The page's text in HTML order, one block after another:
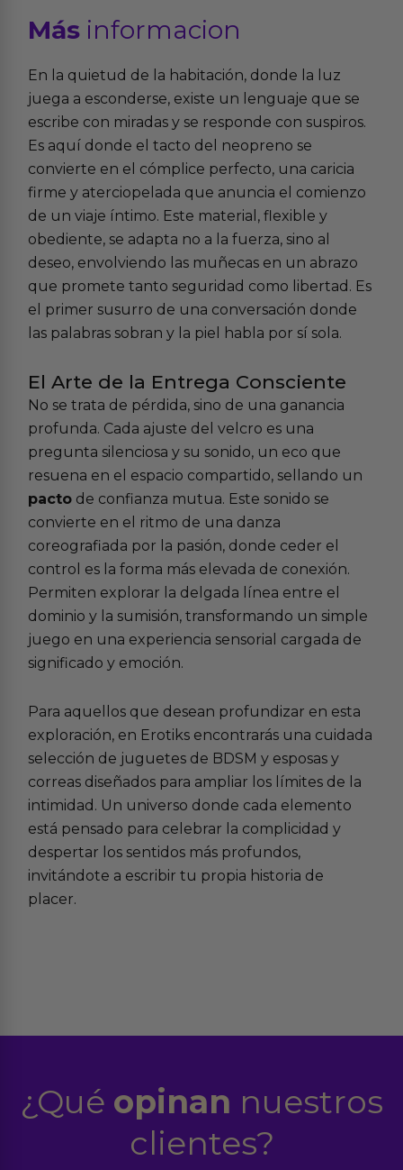
Más informacion
En la quietud de la habitación, donde la luz
juega a esconderse, existe un lenguaje que se
escribe con miradas y se responde con suspiros.
Es aquí donde el tacto del neopreno se
convierte en el cómplice perfecto, una caricia
firme y aterciopelada que anuncia el comienzo
de un viaje íntimo. Este material, flexible y
obediente, se adapta no a la fuerza, sino al
deseo, envolviendo las muñecas en un abrazo
que promete tanto seguridad como libertad. Es
el primer susurro de una conversación donde
las palabras sobran y la piel habla por sí sola.
El Arte de la Entrega Consciente
No se trata de pérdida, sino de una ganancia
profunda. Cada ajuste del velcro es una
pregunta silenciosa y su sonido, un eco que
resuena en el espacio compartido, sellando un
pacto de confianza mutua. Este sonido se
convierte en el ritmo de una danza
coreografiada por la pasión, donde ceder el
control es la forma más elevada de conexión.
Permiten explorar la delgada línea entre el
dominio y la sumisión, transformando un simple
juego en una experiencia sensorial cargada de
significado y emoción.
Para aquellos que desean profundizar en esta
exploración, en Erotiks encontrarás una cuidada
selección de juguetes de BDSM y esposas y
correas diseñados para ampliar los límites de la
intimidad. Un universo donde cada elemento
está pensado para celebrar la complicidad y
despertar los sentidos más profundos,
invitándote a escribir tu propia historia de
placer.
¿Qué opinan nuestros
clientes?